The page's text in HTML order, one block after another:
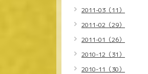
2011-03（11）
2011-02（29）
2011-01（26）
2010-12（31）
2010-11（30）